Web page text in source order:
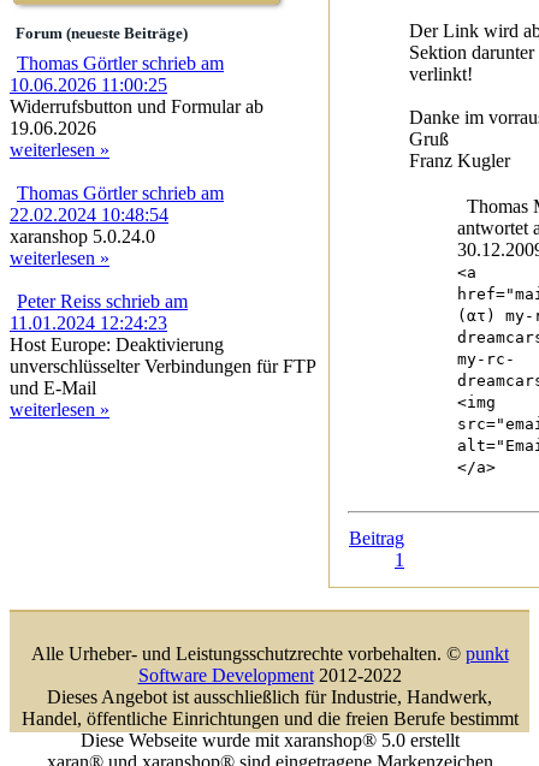
Forum (neueste Beiträge)
Thomas Görtler schrieb am
10.06.2026 11:00:25
Widerrufsbutton und Formular ab
19.06.2026
weiterlesen »
Thomas Görtler schrieb am
22.02.2024 10:48:54
xaranshop 5.0.24.0
weiterlesen »
Peter Reiss schrieb am
11.01.2024 12:24:23
Host Europe: Deaktivierung
unverschlüsselter Verbindungen für FTP
und E-Mail
weiterlesen »
Der Link wird
Sektion
verlinkt!
Danke im
Gruß
Franz Kugler
Thomas
antwortet
<a
(ατ)
my-rc-
<img
</a>
Beitrag
1
Alle Urheber- und Leistungsschutzrechte vorbehalten. © punkt
Software Development2012-2022
Dieses Angebot ist ausschließlich für Industrie, Handwerk,
Handel, öffentliche Einrichtungen und die freien Berufe bestimmt
Diese Webseite wurde mit xaranshop® 5.0 erstellt
xaran® und xaranshop® sind eingetragene Markenzeichen